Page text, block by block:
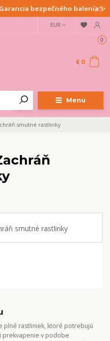
bezpečného balenia ✨
Menu
EUR
0
€ 0
smutné rastlinky
plné rastliniek, ktoré potrebujú
prekvapenie v podobe